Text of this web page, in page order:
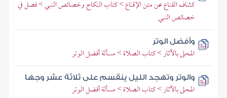
كشاف القناع عن متن الإقناع > كتاب النكاح وخصائص النبي > فصل في
خصائص النبي
وأفضل الوتر
المحلى بالآثار > كتاب الصلاة > مسألة أفضل الوتر
والوتر وتهجد الليل ينقسم على ثلاثة عشر وجها
المحلى بالآثار > كتاب الصلاة > مسألة أفضل الوتر